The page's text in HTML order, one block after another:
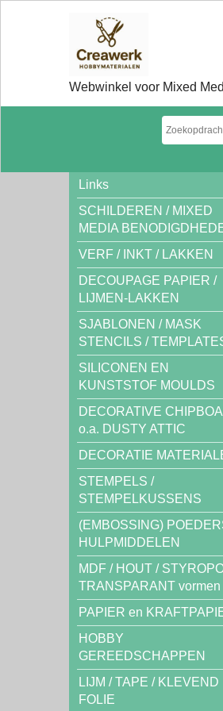
Webwinkel voor Mixed
Links
SCHILDEREN / MIXED
MEDIA
VERF / INKT / LAKKEN
DECOUPAGE PAPIER /
LIJMEN-LAKKEN
SJABLONEN / MASK
STENCILS /
SILICONEN EN
KUNSTSTOF MOULDS
DECORATIVE
o.a. DUSTY ATTIC
DECORATIE
STEMPELS /
STEMPELKUSSENS
(EMBOSSING)
HULPMIDDELEN
MDF / HOUT /
TRANSPARANT vormen
PAPIER en
HOBBY
GEREEDSCHAPPEN
LIJM / TAPE / KLEVEND
FOLIE